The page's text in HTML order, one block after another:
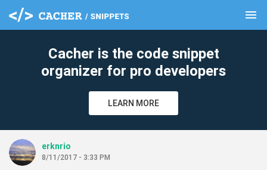
menu
Cacher is the code snippet
organizer for pro developers
LEARN MORE
erknrio
8/11/2017 - 3:33 PM
clear